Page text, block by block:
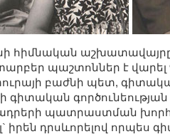
հիմնական աշխատավայրը
պաշտոններ է
բաժնի պետ,
գիտական
պատրաստման
դրսևորելով որպես